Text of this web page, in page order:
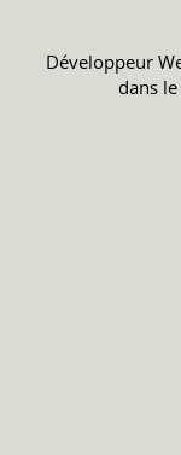
Développeur
dans